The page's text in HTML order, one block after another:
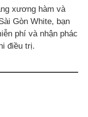
xương hàm và
Gòn White, bạn
phí và nhận phác
điều trị.